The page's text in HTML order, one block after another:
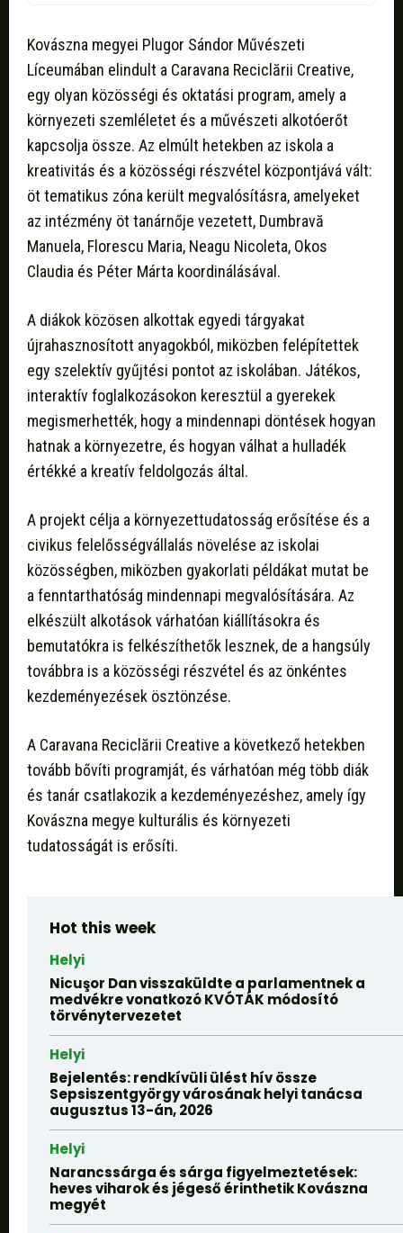
Kovászna megyei Plugor Sándor Művészeti
Líceumában elindult a Caravana Reciclării Creative,
egy olyan közösségi és oktatási program, amely a
környezeti szemléletet és a művészeti alkotóerőt
kapcsolja össze. Az elmúlt hetekben az iskola a
kreativitás és a közösségi részvétel központjává vált:
öt tematikus zóna került megvalósításra, amelyeket
az intézmény öt tanárnője vezetett, Dumbravă
Manuela, Florescu Maria, Neagu Nicoleta, Okos
Claudia és Péter Márta koordinálásával.
A diákok közösen alkottak egyedi tárgyakat
újrahasznosított anyagokból, miközben felépítettek
egy szelektív gyűjtési pontot az iskolában. Játékos,
interaktív foglalkozásokon keresztül a gyerekek
megismerhették, hogy a mindennapi döntések hogyan
hatnak a környezetre, és hogyan válhat a hulladék
értékké a kreatív feldolgozás által.
A projekt célja a környezettudatosság erősítése és a
civikus felelősségvállalás növelése az iskolai
közösségben, miközben gyakorlati példákat mutat be
a fenntarthatóság mindennapi megvalósítására. Az
elkészült alkotások várhatóan kiállításokra és
bemutatókra is felkészíthetők lesznek, de a hangsúly
továbbra is a közösségi részvétel és az önkéntes
kezdeményezések ösztönzése.
A Caravana Reciclării Creative a következő hetekben
tovább bővíti programját, és várhatóan még több diák
és tanár csatlakozik a kezdeményezéshez, amely így
Kovászna megye kulturális és környezeti
tudatosságát is erősíti.
Hot this week
Helyi
Nicuşor Dan visszaküldte a parlamentnek a
medvékre vonatkozó KVÓTÁK módosító
törvénytervezetet
Helyi
Bejelentés: rendkívüli ülést hív össze
Sepsiszentgyörgy városának helyi tanácsa
augusztus 13-án, 2026
Helyi
Narancssárga és sárga figyelmeztetések:
heves viharok és jégeső érinthetik Kovászna
megyét